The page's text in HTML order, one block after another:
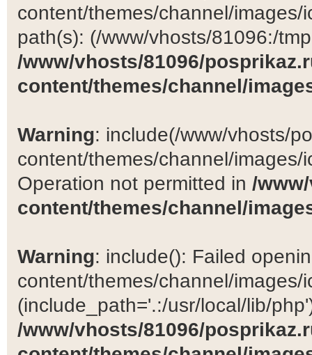
content/themes/channel/
path(s): (/www/vhosts/81096:/
/www/vhosts/81096/
content/themes/channel/
Warning: include(/www/vhosts/
content/themes/channel/
Operation not permitted in /
content/themes/channel/
Warning: include(): Failed
content/themes/channel/images/
(include_path='.:/usr/local/lib/
/www/vhosts/81096/